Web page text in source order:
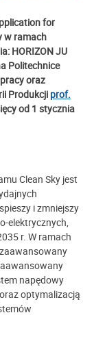
for
w ramach
HORIZON JU
Politechnice
oraz
Produkcji prof.
od 1 stycznia
Clean Sky jest
i zmniejszy
elektrycznych,
r. W ramach
napędowy
optymalizacją